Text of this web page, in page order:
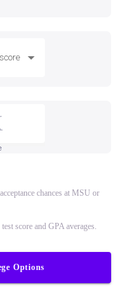
chances at MSU or
score and GPA averages.
Options